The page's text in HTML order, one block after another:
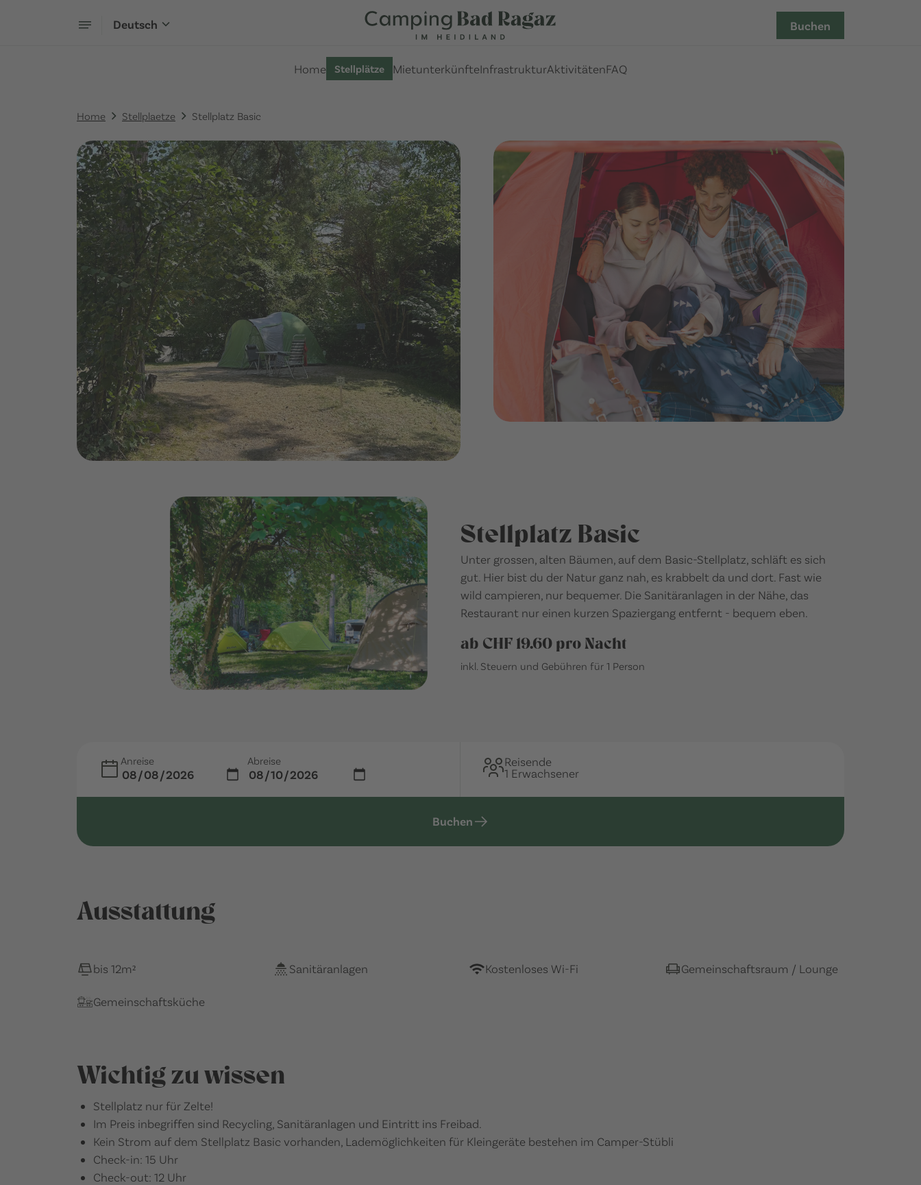
Deutsch Buchen
Home Stellplätze MietunterkünfteInfrastrukturAktivitätenFAQ
Home Stellplaetze Stellplatz Basic
Stellplatz Basic
Unter grossen, alten Bäumen, auf dem Basic-Stellplatz, schläft es sich
gut. Hier bist du der Natur ganz nah, es krabbelt da und dort. Fast wie
wild campieren, nur bequemer. Die Sanitäranlagen in der Nähe, das
Restaurant nur einen kurzen Spaziergang entfernt - bequem eben.
ab CHF 19.60 pro Nacht
inkl. Steuern und Gebühren für 1 Person
Anreise Abreise
Reisende
1 Erwachsener
Buchen
Ausstattung
bis 12m² Sanitäranlagen Kostenloses Wi-Fi Gemeinschaftsraum / Lounge
Gemeinschaftsküche
Wichtig zu wissen
Stellplatz nur für Zelte!
Im Preis inbegriffen sind Recycling, Sanitäranlagen und Eintritt ins Freibad.
Kein Strom auf dem Stellplatz Basic vorhanden, Lademöglichkeiten für Kleingeräte bestehen im Camper-Stübli
Check-in: 15 Uhr
Check-out: 12 Uhr